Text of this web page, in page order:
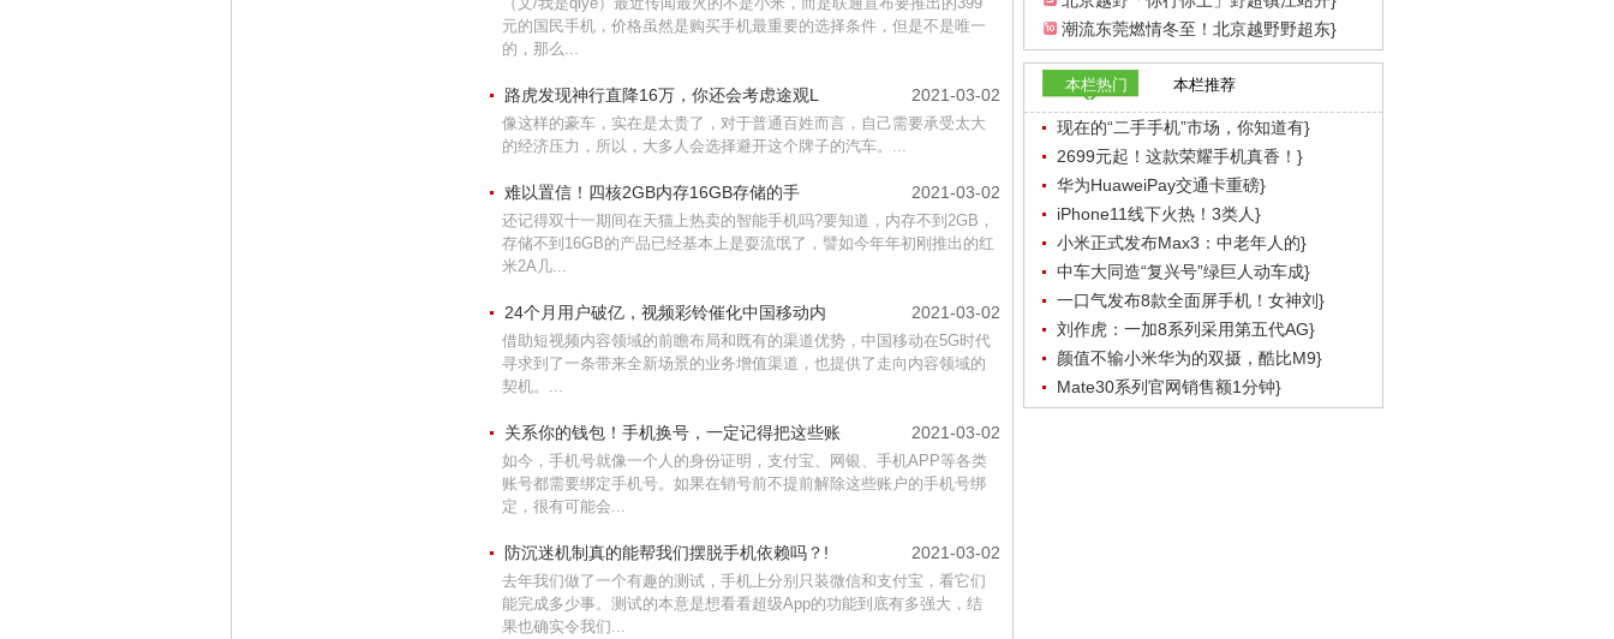
元的国民手机，价格虽然是购买手机最重要的选择条件，但是不是唯一
的，那么...
2021-03-02
路虎发现神行直降16万，你还会考虑途观L
像这样的豪车，实在是太贵了，对于普通百姓而言，自己需要承受太大
的经济压力，所以，大多人会选择避开这个牌子的汽车。...
2021-03-02
难以置信！四核2GB内存16GB存储的手
还记得双十一期间在天猫上热卖的智能手机吗?要知道，内存不到2GB，
存储不到16GB的产品已经基本上是耍流氓了，譬如今年年初刚推出的红
米2A几...
2021-03-02
24个月用户破亿，视频彩铃催化中国移动内
借助短视频内容领域的前瞻布局和既有的渠道优势，中国移动在5G时代
寻求到了一条带来全新场景的业务增值渠道，也提供了走向内容领域的
契机。...
2021-03-02
关系你的钱包！手机换号，一定记得把这些账
如今，手机号就像一个人的身份证明，支付宝、网银、手机APP等各类
账号都需要绑定手机号。如果在销号前不提前解除这些账户的手机号绑
定，很有可能会...
2021-03-02
防沉迷机制真的能帮我们摆脱手机依赖吗？!
去年我们做了一个有趣的测试，手机上分别只装微信和支付宝，看它们
能完成多少事。测试的本意是想看看超级App的功能到底有多强大，结
果也确实令我们...
潮流东莞燃情冬至！北京越野野超东}
本栏热门 本栏推荐
现在的“二手手机”市场，你知道有}
2699元起！这款荣耀手机真香！}
华为HuaweiPay交通卡重磅}
iPhone11线下火热！3类人}
小米正式发布Max3：中老年人的}
中车大同造“复兴号”绿巨人动车成}
一口气发布8款全面屏手机！女神刘}
刘作虎：一加8系列采用第五代AG}
颜值不输小米华为的双摄，酷比M9}
Mate30系列官网销售额1分钟}